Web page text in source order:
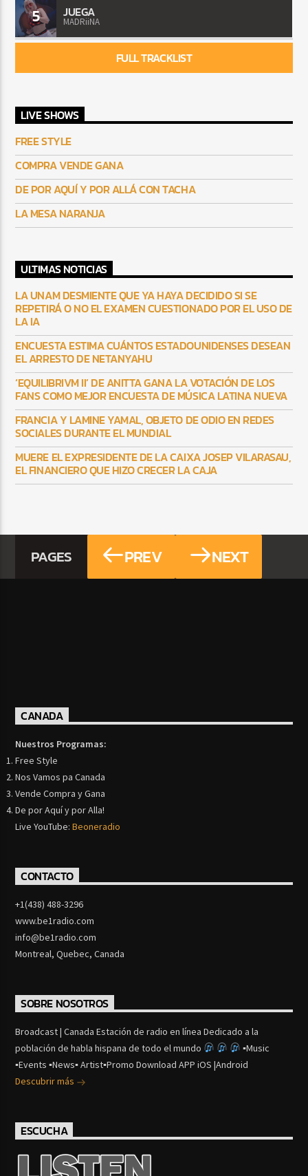
5 JUEGA
MADRiiNA
FULL TRACKLIST
LIVE SHOWS
FREE STYLE
COMPRA VENDE GANA
DE POR AQUÍ Y POR ALLÁ CON TACHA
LA MESA NARANJA
ULTIMAS NOTICIAS
LA UNAM DESMIENTE QUE YA HAYA DECIDIDO SI SE
REPETIRÁ O NO EL EXAMEN CUESTIONADO POR EL USO DE
LA IA
ENCUESTA ESTIMA CUÁNTOS ESTADOUNIDENSES DESEAN
EL ARRESTO DE NETANYAHU
‘EQUILIBRIVM II’ DE ANITTA GANA LA VOTACIÓN DE LOS
FANS COMO MEJOR ENCUESTA DE MÚSICA LATINA NUEVA
FRANCIA Y LAMINE YAMAL, OBJETO DE ODIO EN REDES
SOCIALES DURANTE EL MUNDIAL
MUERE EL EXPRESIDENTE DE LA CAIXA JOSEP VILARASAU,
EL FINANCIERO QUE HIZO CRECER LA CAJA
PAGES PREV NEXT
CANADA
Nuestros Programas:
Free Style
Nos Vamos pa Canada
Vende Compra y Gana
De por Aquí y por Alla!
Live YouTube:Beoneradio
CONTACTO
+1(438) 488-3296
www.be1radio.com
info@be1radio.com
Montreal, Quebec, Canada
SOBRE NOSOTROS
Broadcast | Canada Estación de radio en línea Dedicado a la
población de habla hispana de todo el mundo
▪Music
▪Events ▪News▪ Artist▪Promo Download APP iOS |Android
Descubrir más
ESCUCHA